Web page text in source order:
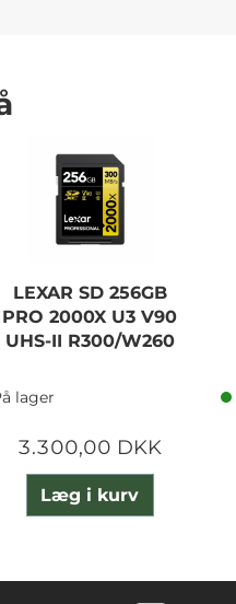
LEXAR SD 256GB
PRO 2000X U3 V90
UHS-II R300/W260
lager
3.300,00 DKK
Læg i kurv